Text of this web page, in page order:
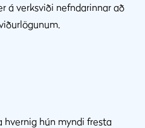
á verksviði nefndarinnar að
hún myndi fresta